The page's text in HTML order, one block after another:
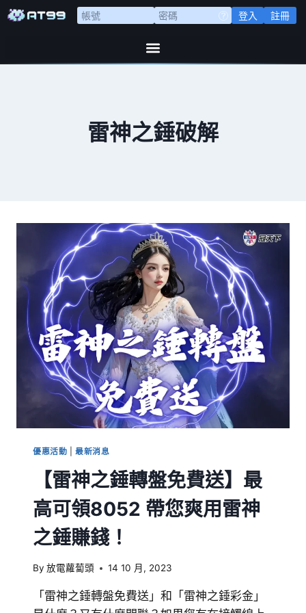
登入 註冊
雷神之錘破解
優惠活動 |最新消息
【雷神之錘轉盤免費送】最
高可領8052 帶您爽用雷神
之錘賺錢！
By 放電蘿蔔頭 14 10 月, 2023
「雷神之錘轉盤免費送」和「雷神之錘彩金」